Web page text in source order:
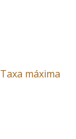
Taxa máxima